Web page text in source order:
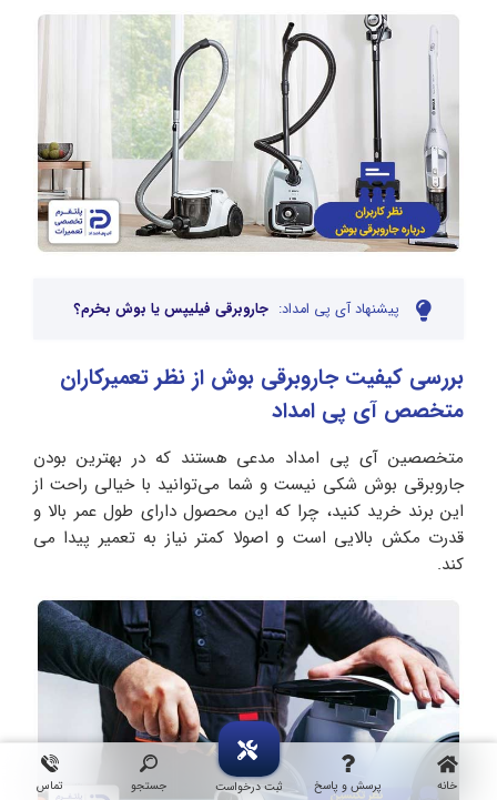
خانه پرسش و پاسخ ثبت درخواست جستجو تماس
پیشنهاد آی پی امداد: جاروبرقی فیلیپس یا بوش بخرم؟
بررسی کیفیت جاروبرقی بوش از نظر تعمیرکاران
متخصص آی پی امداد
متخصصین آی پی امداد مدعی هستند که در بهترین بودن
جاروبرقی بوش شکی نیست و شما می‌توانید با خیالی راحت از
این برند خرید کنید، چرا که این محصول دارای طول عمر بالا و
قدرت مکش بالایی است و اصولا کمتر نیاز به تعمیر پیدا می
کند.